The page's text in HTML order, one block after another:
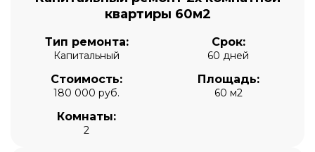
квартиры 60м2
Тип ремонта:
Капитальный
Срок:
60 дней
Стоимость:
180 000 руб.
Площадь:
60 м2
Комнаты:
2